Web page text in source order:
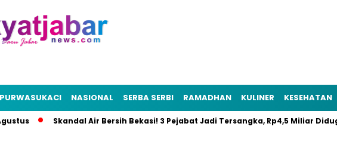
PURWASUKACI NASIONAL SERBA SERBI RAMADHAN KULINER KESEHATAN
Skandal Air Bersih Bekasi! 3 Pejabat Jadi Tersangka, Rp4,5 Miliar Diduga Raib